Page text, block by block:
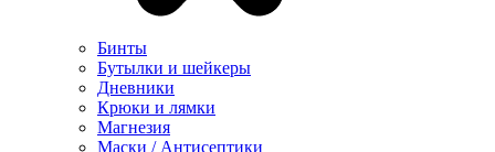
Бинты
Бутылки и шейкеры
Дневники
Крюки и лямки
Магнезия
Маски / Антисептики